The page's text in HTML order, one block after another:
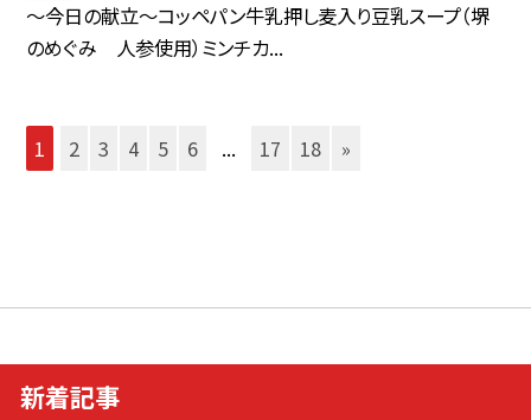
～今日の献立～コッペパン牛乳押し麦入り豆乳スープ（堺
のめぐみ 人参使用）ミンチカ...
1 2 3 4 5 6 ... 17 18 »
新着記事